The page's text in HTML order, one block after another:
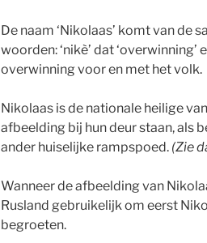
De naam ‘Nikolaas’ komt van de
woorden: ‘nikè’ dat ‘overwinning’
overwinning voor en met het volk.
Nikolaas is de nationale heilige
afbeelding bij hun deur staan, als
ander huiselijke rampspoed. (Zie
Wanneer de afbeelding van
Rusland gebruikelijk om eerst
begroeten.